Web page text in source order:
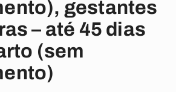
gestantes
– até 45 dias
(sem